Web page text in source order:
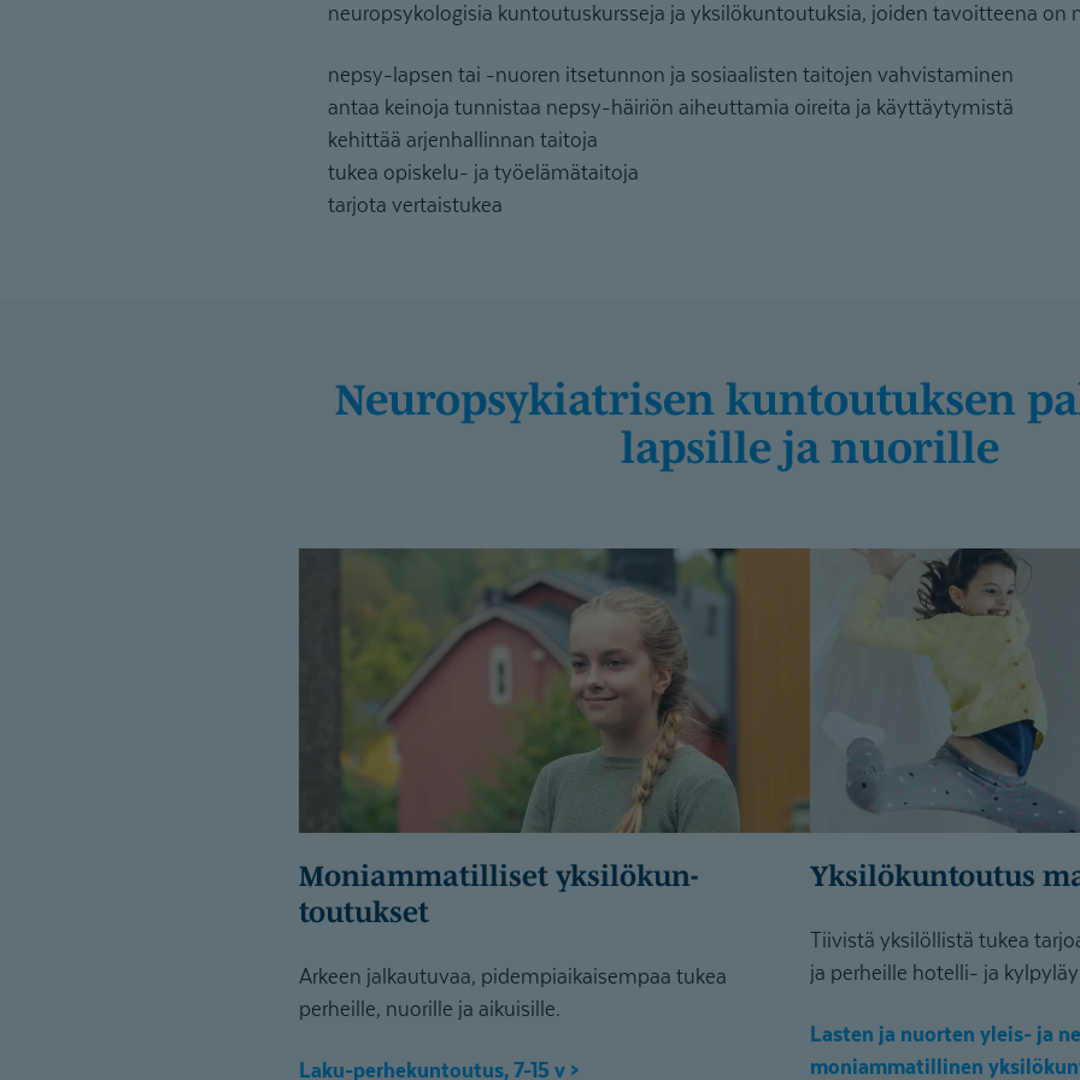
neuropsykologisia kuntoutuskursseja ja yksilökuntoutuksia, joiden tavoitteena on
nepsy-lapsen tai -nuoren itsetunnon ja sosiaalisten taitojen vahvistaminen
antaa keinoja tunnistaa nepsy-häiriön aiheuttamia oireita ja käyttäytymistä
kehittää arjenhallinnan taitoja
tukea opiskelu- ja työelämätaitoja
tarjota vertaistukea
Neuropsykiatrisen kuntoutuksen palvelumme
lapsille ja nuorille
Moniammatilliset yksilökun­
toutukset
Arkeen jalkautuvaa, pidempiaikaisempaa tukea
perheille, nuorille ja aikuisille.
Laku-perhekuntoutus, 7-15 v >
Yksilökun­toutus
Tiivistä yksilöllistä tukea
ja perheille hotelli- ja
Lasten ja nuorten yleis- ja
moniammatillinen